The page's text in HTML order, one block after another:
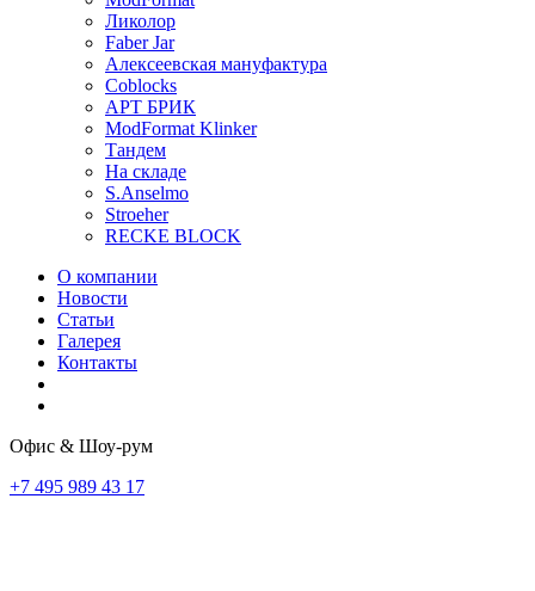
Ликолор
Faber Jar
Алексеевская мануфактура
Coblocks
АРТ БРИК
ModFormat Klinker
Тандем
На складе
S.Anselmo
Stroeher
RECKE BLOCK
О компании
Новости
Статьи
Галерея
Контакты
Офис & Шоу-рум
+7 495 989 43 17